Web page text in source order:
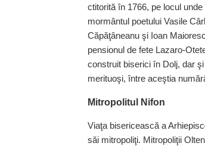
ctitorită în 1766, pe locul
mormântul poetului Vasile
Căpăţâneanu şi Ioan
pensionul de fete Lazaro-
construit biserici în Dolj, dar
merituoşi, între aceştia
Mitropolitul Nifon
Viaţa bisericească a
săi mitropoliţi. Mitropoliţii